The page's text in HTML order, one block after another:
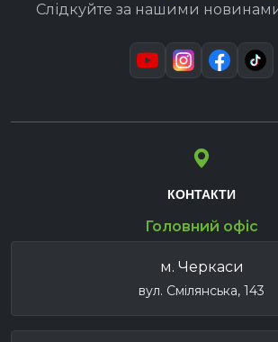
Слідкуйте за нашими
КОНТАКТИ
Головний офіс
м. Черкаси
вул. Смілянська, 143